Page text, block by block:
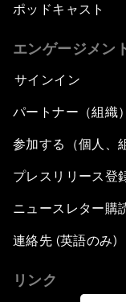
ポッドキャスト
エンゲージメン
サインイン
パートナー（組織
参加する（個人、
プレスリリース登
ニュースレター購
連絡先 (英語のみ)
リンク